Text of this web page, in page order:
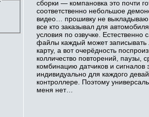
сборки — компановка это почти
соответственно небольшое
видео… прошивку не выкладываю
все кто заказывал для
условия по озвучке. Естественно
файлы каждый может
карту, а вот очерёдность
колличество повторений, паузы,
комбинацию датчиков и сигналов
индивидуально для каждого
контроллере. Поэтому
меня нет…